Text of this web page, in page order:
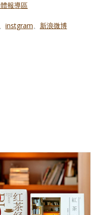
報導區
instgram、 新浪微博